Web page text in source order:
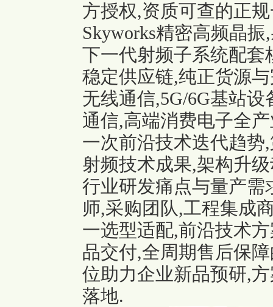
方授权,资质可查的正
Skyworks精密高频晶
下一代射频子系统配
稳定供应链,纯正货源
无线通信,5G/6G基站
通信,高端消费电子全
一次前沿技术迭代趋势
射频技术成果,架构升
行业研发痛点与量产需
师,采购团队,工程集成
一选型适配,前沿技术
品交付,全周期售后保
位助力企业新品预研,
落地.